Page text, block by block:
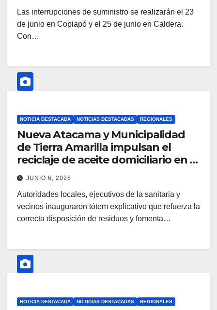
Las interrupciones de suministro se realizarán el 23
de junio en Copiapó y el 25 de junio en Caldera.
Con…
NOTICIA DESTACADA NOTICIAS DESTACADAS REGIONALES
Nueva Atacama y Municipalidad
de Tierra Amarilla impulsan el
reciclaje de aceite domiciliario en el
Día del Medio Ambiente
JUNIO 6, 2026
Autoridades locales, ejecutivos de la sanitaria y
vecinos inauguraron tótem explicativo que refuerza la
correcta disposición de residuos y fomenta…
NOTICIA DESTACADA NOTICIAS DESTACADAS REGIONALES